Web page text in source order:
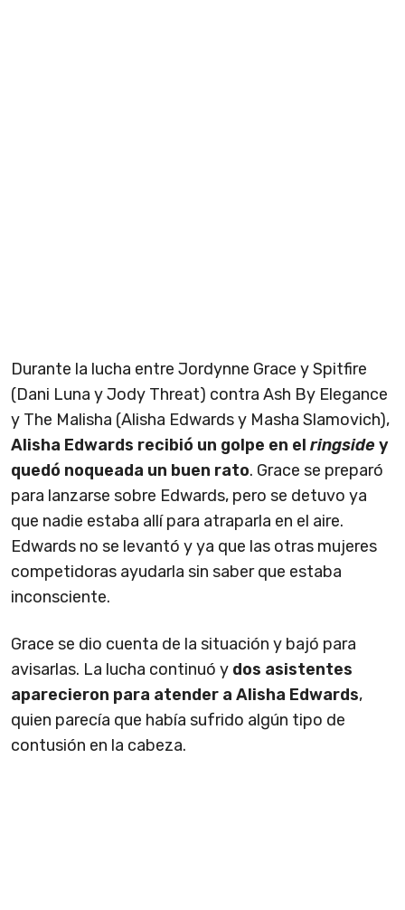
Durante la lucha entre Jordynne Grace y Spitfire
(Dani Luna y Jody Threat) contra Ash By Elegance
y The Malisha (Alisha Edwards y Masha Slamovich),
Alisha Edwards recibió un golpe en el ringside y
quedó noqueada un buen rato. Grace se preparó
para lanzarse sobre Edwards, pero se detuvo ya
que nadie estaba allí para atraparla en el aire.
Edwards no se levantó y ya que las otras mujeres
competidoras ayudarla sin saber que estaba
inconsciente.
Grace se dio cuenta de la situación y bajó para
avisarlas. La lucha continuó y dos asistentes
aparecieron para atender a Alisha Edwards,
quien parecía que había sufrido algún tipo de
contusión en la cabeza.